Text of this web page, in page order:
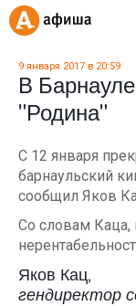
9 января 2017 в 20:59
В
"Родина"
С 12 января
барнаульский
сообщил Яков
Со словам Каца,
Яков Кац,
гендиректор